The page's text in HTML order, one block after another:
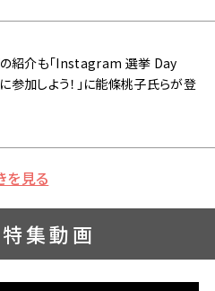
紹介も「Instagram 選挙 Day
参加しよう！」に能條桃子氏らが登
を見る
集動画